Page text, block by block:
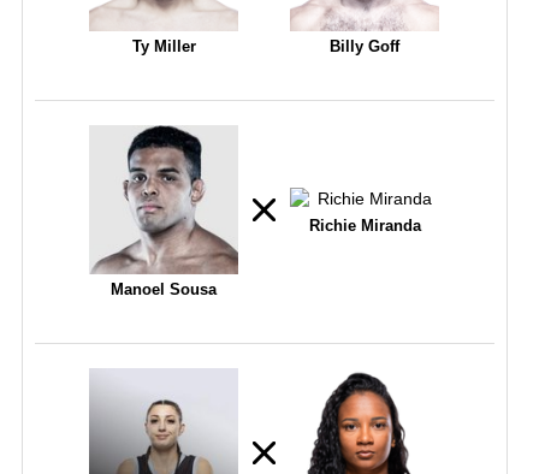
Ty Miller Billy Goff
Manoel Sousa
Richie Miranda